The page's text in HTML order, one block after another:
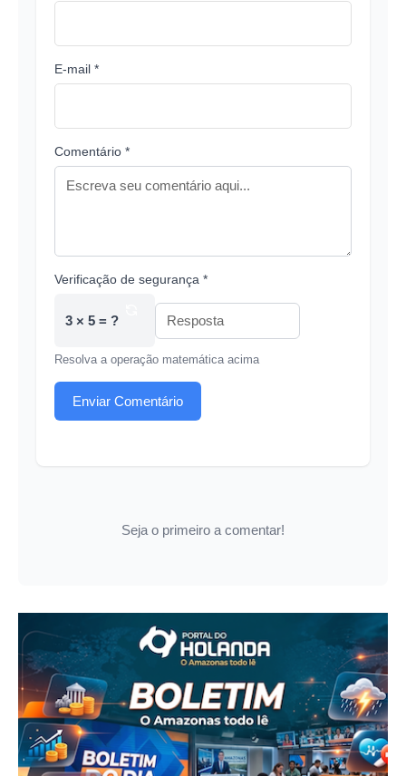
E-mail *
Comentário *
Verificação de segurança *
3 × 5 = ?
Resolva a operação matemática acima
Enviar Comentário
Seja o primeiro a comentar!